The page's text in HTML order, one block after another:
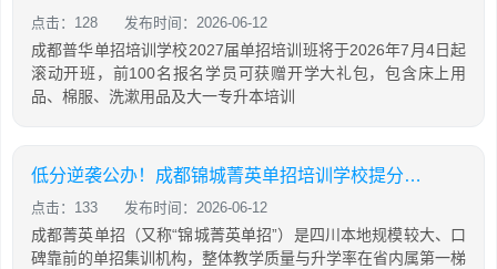
点击：128 发布时间：2026-06-12
成都普华单招培训学校2027届单招培训班将于2026年7月4日起
滚动开班，前100名报名学员可获赠开学大礼包，包含床上用
品、棉服、洗漱用品及大一专升本培训
低分逆袭公办！成都锦城菁英单招培训学校提分攻略
点击：133 发布时间：2026-06-12
成都菁英单招（又称“锦城菁英单招”）是四川本地规模较大、口
碑靠前的单招集训机构，整体教学质量与升学率在省内属第一梯